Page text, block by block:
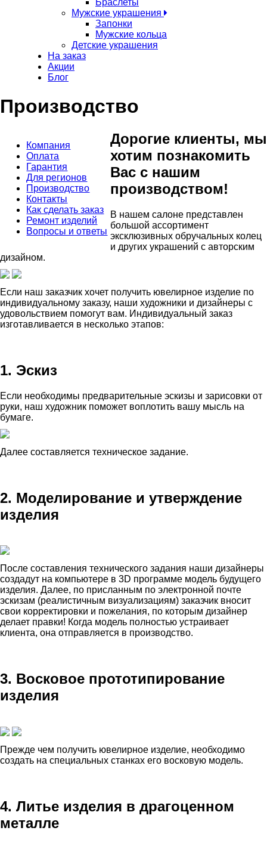
Браслеты
Мужские украшения
Запонки
Мужские кольца
Детские украшения
На заказ
Акции
Блог
Производство
Компания
Оплата
Гарантия
Для регионов
Производство
Контакты
Как сделать заказ
Ремонт изделий
Вопросы и ответы
Дорогие клиенты, мы
хотим познакомить
Вас с нашим
производством!
В нашем салоне представлен
большой ассортимент
эксклюзивных обручальных колец
и других украшений с авторским
дизайном.
Если наш заказчик хочет получить ювелирное изделие по
индивидуальному заказу, наши художники и дизайнеры с
удовольствием помогут вам. Индивидуальный заказ
изготавливается в несколько этапов:
1. Эскиз
Если необходимы предварительные эскизы и зарисовки от
руки, наш художник поможет воплотить вашу мысль на
бумаге.
Далее составляется техническое задание.
2. Моделирование и утверждение
изделия
После составления технического задания наши дизайнеры
создадут на компьютере в 3D программе модель будущего
изделия. Далее, по присланным по электронной почте
эскизам (реалистичным визуализациям) заказчик вносит
свои корректировки и пожелания, по которым дизайнер
делает правки! Когда модель полностью устраивает
клиента, она отправляется в производство.
3. Восковое прототипирование
изделия
Прежде чем получить ювелирное изделие, необходимо
создать на специальных станках его восковую модель.
4. Литье изделия в драгоценном
металле